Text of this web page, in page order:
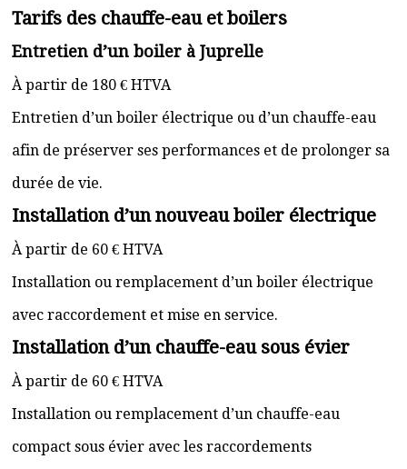
Tarifs des chauffe-eau et boilers
Entretien d’un boiler à Juprelle
À partir de 180 € HTVA
Entretien d’un boiler électrique ou d’un chauffe-eau
afin de préserver ses performances et de prolonger sa
durée de vie.
Installation d’un nouveau boiler électrique
À partir de 60 € HTVA
Installation ou remplacement d’un boiler électrique
avec raccordement et mise en service.
Installation d’un chauffe-eau sous évier
À partir de 60 € HTVA
Installation ou remplacement d’un chauffe-eau
compact sous évier avec les raccordements